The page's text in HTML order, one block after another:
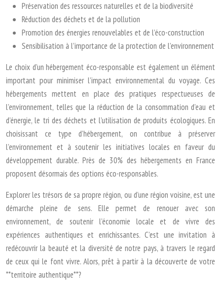
Préservation des ressources naturelles et de la biodiversité
Réduction des déchets et de la pollution
Promotion des énergies renouvelables et de l’éco-construction
Sensibilisation à l’importance de la protection de l’environnement
Le choix d’un hébergement éco-responsable est également un élément
important pour minimiser l’impact environnemental du voyage. Ces
hébergements mettent en place des pratiques respectueuses de
l’environnement, telles que la réduction de la consommation d’eau et
d’énergie, le tri des déchets et l’utilisation de produits écologiques. En
choisissant ce type d’hébergement, on contribue à préserver
l’environnement et à soutenir les initiatives locales en faveur du
développement durable. Près de 30% des hébergements en France
proposent désormais des options éco-responsables.
Explorer les trésors de sa propre région, ou d’une région voisine, est une
démarche pleine de sens. Elle permet de renouer avec son
environnement, de soutenir l’économie locale et de vivre des
expériences authentiques et enrichissantes. C’est une invitation à
redécouvrir la beauté et la diversité de notre pays, à travers le regard
de ceux qui le font vivre. Alors, prêt à partir à la découverte de votre
**territoire authentique**?